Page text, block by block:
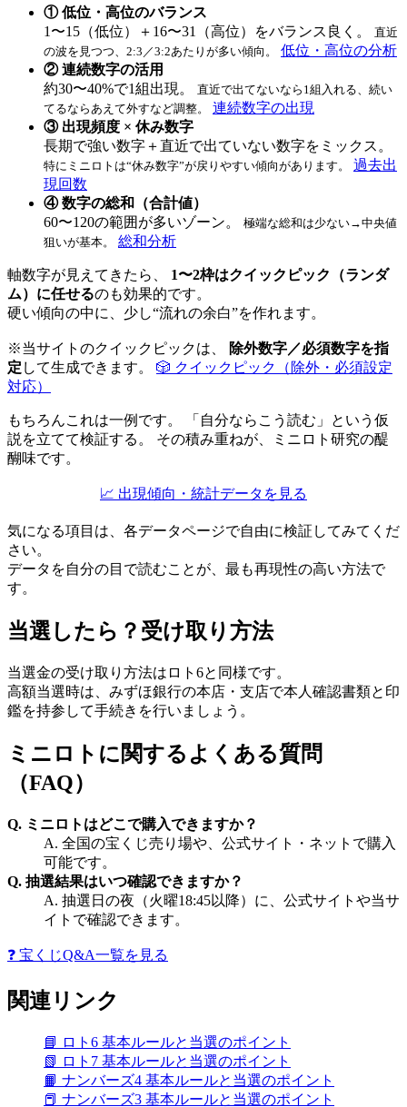
① 低位・高位のバランス
1〜15（低位）＋16〜31（高位）をバランス良く。 直近
の波を見つつ、2:3／3:2あたりが多い傾向。
低位・高位の分析
② 連続数字の活用
約30〜40%で1組出現。 直近で出てないなら1組入れる、続い
てるならあえて外すなど調整。
連続数字の出現
③ 出現頻度 × 休み数字
長期で強い数字＋直近で出ていない数字をミックス。
特にミニロトは“休み数字”が戻りやすい傾向があります。
過去出
現回数
④ 数字の総和（合計値）
60〜120の範囲が多いゾーン。 極端な総和は少ない→中央値
狙いが基本。
総和分析
軸数字が見えてきたら、 1〜2枠はクイックピック（ランダ
ム）に任せるのも効果的です。
硬い傾向の中に、少し“流れの余白”を作れます。
※当サイトのクイックピックは、
除外数字／必須数字を指
定 して生成できます。 🎲 クイックピック（除外・必須設定
対応）
もちろんこれは一例です。 「自分ならこう読む」という仮
説を立てて検証する。 その積み重ねが、ミニロト研究の醍
醐味です。
📈 出現傾向・統計データを見る
気になる項目は、各データページで自由に検証してみてくだ
さい。
データを自分の目で読むことが、最も再現性の高い方法で
す。
当選したら？受け取り方法
当選金の受け取り方法はロト6と同様です。
高額当選時は、みずほ銀行の本店・支店で本人確認書類と印
鑑を持参して手続きを行いましょう。
ミニロトに関するよくある質問
（FAQ）
Q. ミニロトはどこで購入できますか？
A. 全国の宝くじ売り場や、公式サイト・ネットで購入
可能です。
Q. 抽選結果はいつ確認できますか？
A. 抽選日の夜（火曜18:45以降）に、公式サイトや当サ
イトで確認できます。
❓ 宝くじQ&A一覧を見る
関連リンク
📘 ロト6 基本ルールと当選のポイント
📗 ロト7 基本ルールと当選のポイント
📙 ナンバーズ4 基本ルールと当選のポイント
📕 ナンバーズ3 基本ルールと当選のポイント